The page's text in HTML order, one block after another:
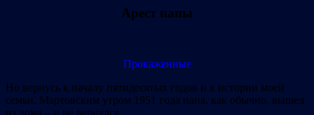
Арест папы
Прокаженные
Но вернусь к началу пятидесятых годов и к истории моей
семьи. Мартовским утром 1951 года папа, как обычно, вышел
из дома – и не вернулся.